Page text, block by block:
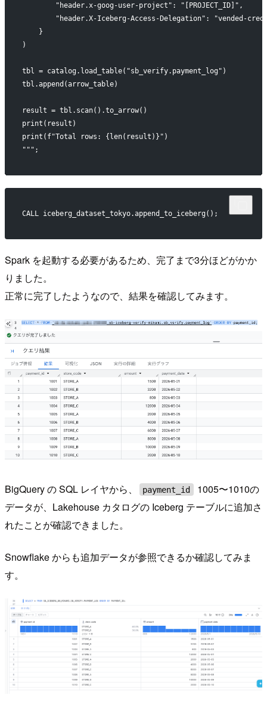
        "header.x-goog-user-project": "[PROJECT_ID]",
"header.X-Iceberg-Access-Delegation": "vended-
    }
)
tbl = catalog.load_table("sb_verify.payment_log")
tbl.append(arrow_table)
result = tbl.scan().to_arrow()
print(result)
print(f"Total rows: {len(result)}")
""";
CALL iceberg_dataset_tokyo.append_to_iceberg();
Spark を起動する必要があるため、完了まで3分ほどがかか
りました。
正常に完了したようなので、結果を確認してみます。
BigQuery の SQL レイヤから、 payment_id
1005〜1010の
データが、Lakehouse カタログの Iceberg テーブルに追加さ
れたことが確認できました。
Snowflake からも追加データが参照できるか確認してみま
す。